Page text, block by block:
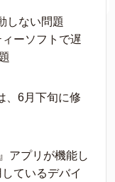
しない問題
ーソフトで遅
、6月下旬に修
アプリが機能し
ているデバイ